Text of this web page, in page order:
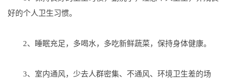
好的个人卫生习惯。
2、睡眠充足，多喝水，多吃新鲜蔬菜，保持身体健康。
3、室内通风，少去人群密集、不通风、环境卫生差的场